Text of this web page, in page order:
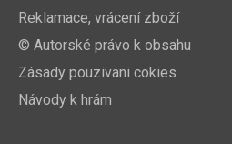
Reklamace, vrácení zboží
© Autorské právo k obsahu
Zásady pouzivani cokies
Návody k hrám